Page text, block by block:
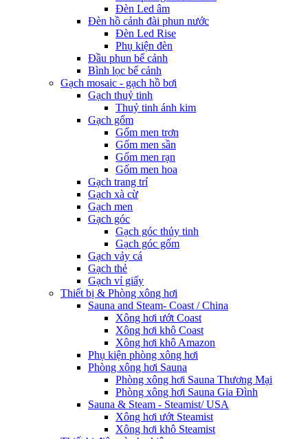
Đèn Led âm
Đèn hồ cảnh đài phun nước
Đèn Led Rise
Phụ kiện đèn
Đầu phun bể cảnh
Bình lọc bể cảnh
Gạch mosaic - gạch hồ bơi
Gạch thuỷ tinh
Thuỷ tinh ánh kim
Gạch gốm
Gốm men trơn
Gốm men sần
Gốm men rạn
Gốm men hoa
Gạch trang trí
Gạch xà cừ
Gạch men
Gạch góc
Gạch góc thủy tinh
Gạch góc gốm
Gạch vảy cá
Gạch thẻ
Gạch vỉ giấy
Thiết bị & Phòng xông hơi
Sauna and Steam- Coast / China
Xông hơi ướt Coast
Xông hơi khô Coast
Xông hơi khô Amazon
Phụ kiện phòng xông hơi
Phòng xông hơi Sauna
Phòng xông hơi Sauna Thương Mại
Phòng xông hơi Sauna Gia Đình
Sauna & Steam - Steamist/ USA
Xông hơi ướt Steamist
Xông hơi khô Steamist